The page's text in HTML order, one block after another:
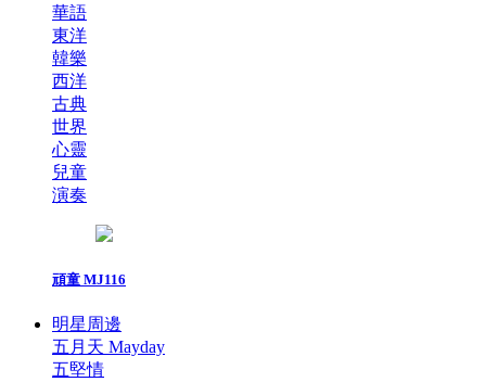
華語
東洋
韓樂
西洋
古典
世界
心靈
兒童
演奏
頑童 MJ116
明星周邊
五月天 Mayday
五堅情